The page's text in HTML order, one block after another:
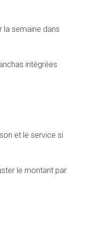
la semaine dans
intégrées
et le service si
le montant par